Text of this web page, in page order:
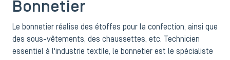
Bonnetier
Le bonnetier réalise des étoffes pour la confection, ainsi que
des sous-vêtements, des chaussettes, etc. Technicien
essentiel à l'industrie textile, le bonnetier est le spécialiste